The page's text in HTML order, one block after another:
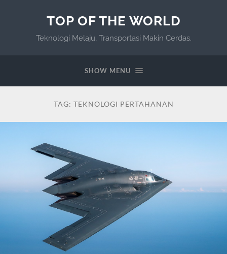
TOP OF THE WORLD
Teknologi Melaju, Transportasi Makin Cerdas.
SHOW MENU
TAG: TEKNOLOGI PERTAHANAN